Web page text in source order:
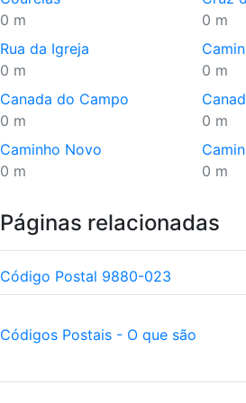
0 m
0 m
Rua da Igreja
0 m
0 m
Canada do Campo
0 m
0 m
Caminho Novo
0 m
0 m
Páginas relacionadas
Código Postal 9880-023
Códigos Postais - O que são